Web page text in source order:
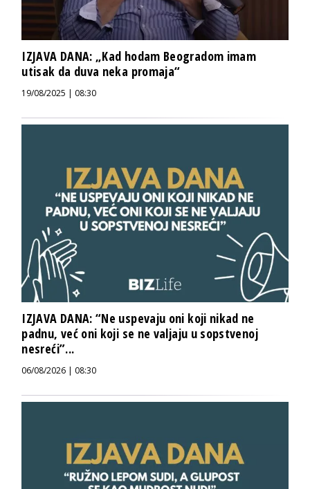
IZJAVA DANA: „Kad hodam Beogradom imam
utisak da duva neka promaja“
19/08/2025 | 08:30
IZJAVA DANA: “Ne uspevaju oni koji nikad ne
padnu, već oni koji se ne valjaju u sopstvenoj
nesreći”...
06/08/2026 | 08:30